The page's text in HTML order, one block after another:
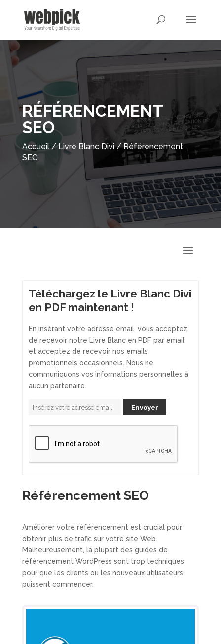
RÉFÉRENCEMENT
SEO
Accueil/Livre Blanc Divi/Référencement
SEO
Téléchargez le Livre Blanc Divi
en PDF maintenant !
En insérant votre adresse email, vous acceptez
de recevoir notre Livre Blanc en PDF par email,
et acceptez de recevoir nos emails
promotionnels occasionnels. Nous ne
communiquons vos informations personnelles à
aucun partenaire.
Référencement SEO
Améliorer votre référencement est crucial pour
obtenir plus de trafic sur votre site Web.
Malheureusement, la plupart des guides de
référencement WordPress sont trop techniques
pour que les clients ou les nouveaux utilisateurs
puissent commencer.